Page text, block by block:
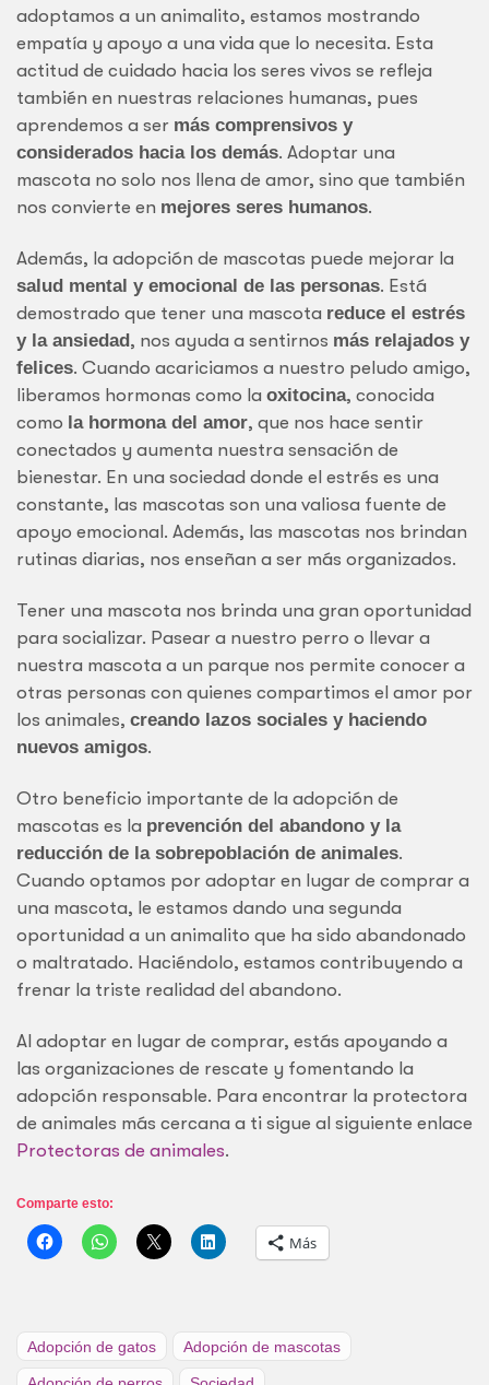
adoptamos a un animalito, estamos mostrando
empatía y apoyo a una vida que lo necesita. Esta
actitud de cuidado hacia los seres vivos se refleja
también en nuestras relaciones humanas, pues
aprendemos a ser más comprensivos y
considerados hacia los demás. Adoptar una
mascota no solo nos llena de amor, sino que también
nos convierte en mejores seres humanos.
Además, la adopción de mascotas puede mejorar la
salud mental y emocional de las personas. Está
demostrado que tener una mascota reduce el estrés
y la ansiedad, nos ayuda a sentirnos más relajados y
felices. Cuando acariciamos a nuestro peludo amigo,
liberamos hormonas como la oxitocina, conocida
como la hormona del amor, que nos hace sentir
conectados y aumenta nuestra sensación de
bienestar. En una sociedad donde el estrés es una
constante, las mascotas son una valiosa fuente de
apoyo emocional. Además, las mascotas nos brindan
rutinas diarias, nos enseñan a ser más organizados.
Tener una mascota nos brinda una gran oportunidad
para socializar. Pasear a nuestro perro o llevar a
nuestra mascota a un parque nos permite conocer a
otras personas con quienes compartimos el amor por
los animales, creando lazos sociales y haciendo
nuevos amigos.
Otro beneficio importante de la adopción de
mascotas es la prevención del abandono y la
reducción de la sobrepoblación de animales.
Cuando optamos por adoptar en lugar de comprar a
una mascota, le estamos dando una segunda
oportunidad a un animalito que ha sido abandonado
o maltratado. Haciéndolo, estamos contribuyendo a
frenar la triste realidad del abandono.
Al adoptar en lugar de comprar, estás apoyando a
las organizaciones de rescate y fomentando la
adopción responsable. Para encontrar la protectora
de animales más cercana a ti sigue al siguiente enlace
Protectoras de animales.
Comparte esto:
Más
Adopción de gatos Adopción de mascotas